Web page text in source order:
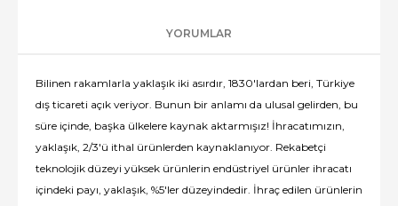
YORUMLAR
Bilinen rakamlarla yaklaşık iki asırdır, 1830'lardan beri, Türkiye
dış ticareti açık veriyor. Bunun bir anlamı da ulusal gelirden, bu
süre içinde, başka ülkelere kaynak aktarmışız! İhracatımızın,
yaklaşık, 2/3'ü ithal ürünlerden kaynaklanıyor. Rekabetçi
teknolojik düzeyi yüksek ürünlerin endüstriyel ürünler ihracatı
içindeki payı, yaklaşık, %5'ler düzeyindedir. İhraç edilen ürünlerin